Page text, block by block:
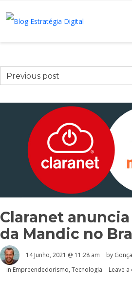
Previous post
Claranet
da Mandic no
14 Junho, 2021 @ 11:28 am by
in Empreendedorismo, Tecnologia Leave